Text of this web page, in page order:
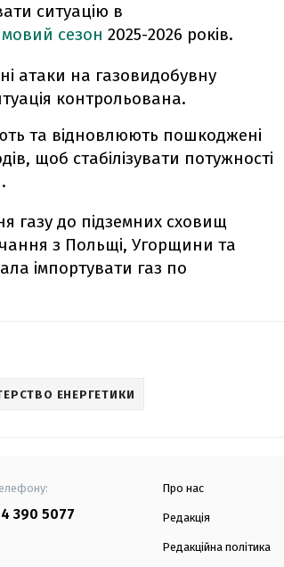
ситуацію в
сезон 2025-2026 років.
атаки на газовидобувну
контрольована.
та відновлюють пошкоджені
щоб стабілізувати потужності
газу до підземних сховищ
з Польщі, Угорщини та
імпортувати газ по
ЕНЕРГЕТИКИ
390 5077
Про нас
Редакція
Редакційна політика